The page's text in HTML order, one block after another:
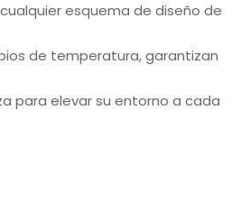
esquema de diseño de
de temperatura, garantizan
para elevar su entorno a cada